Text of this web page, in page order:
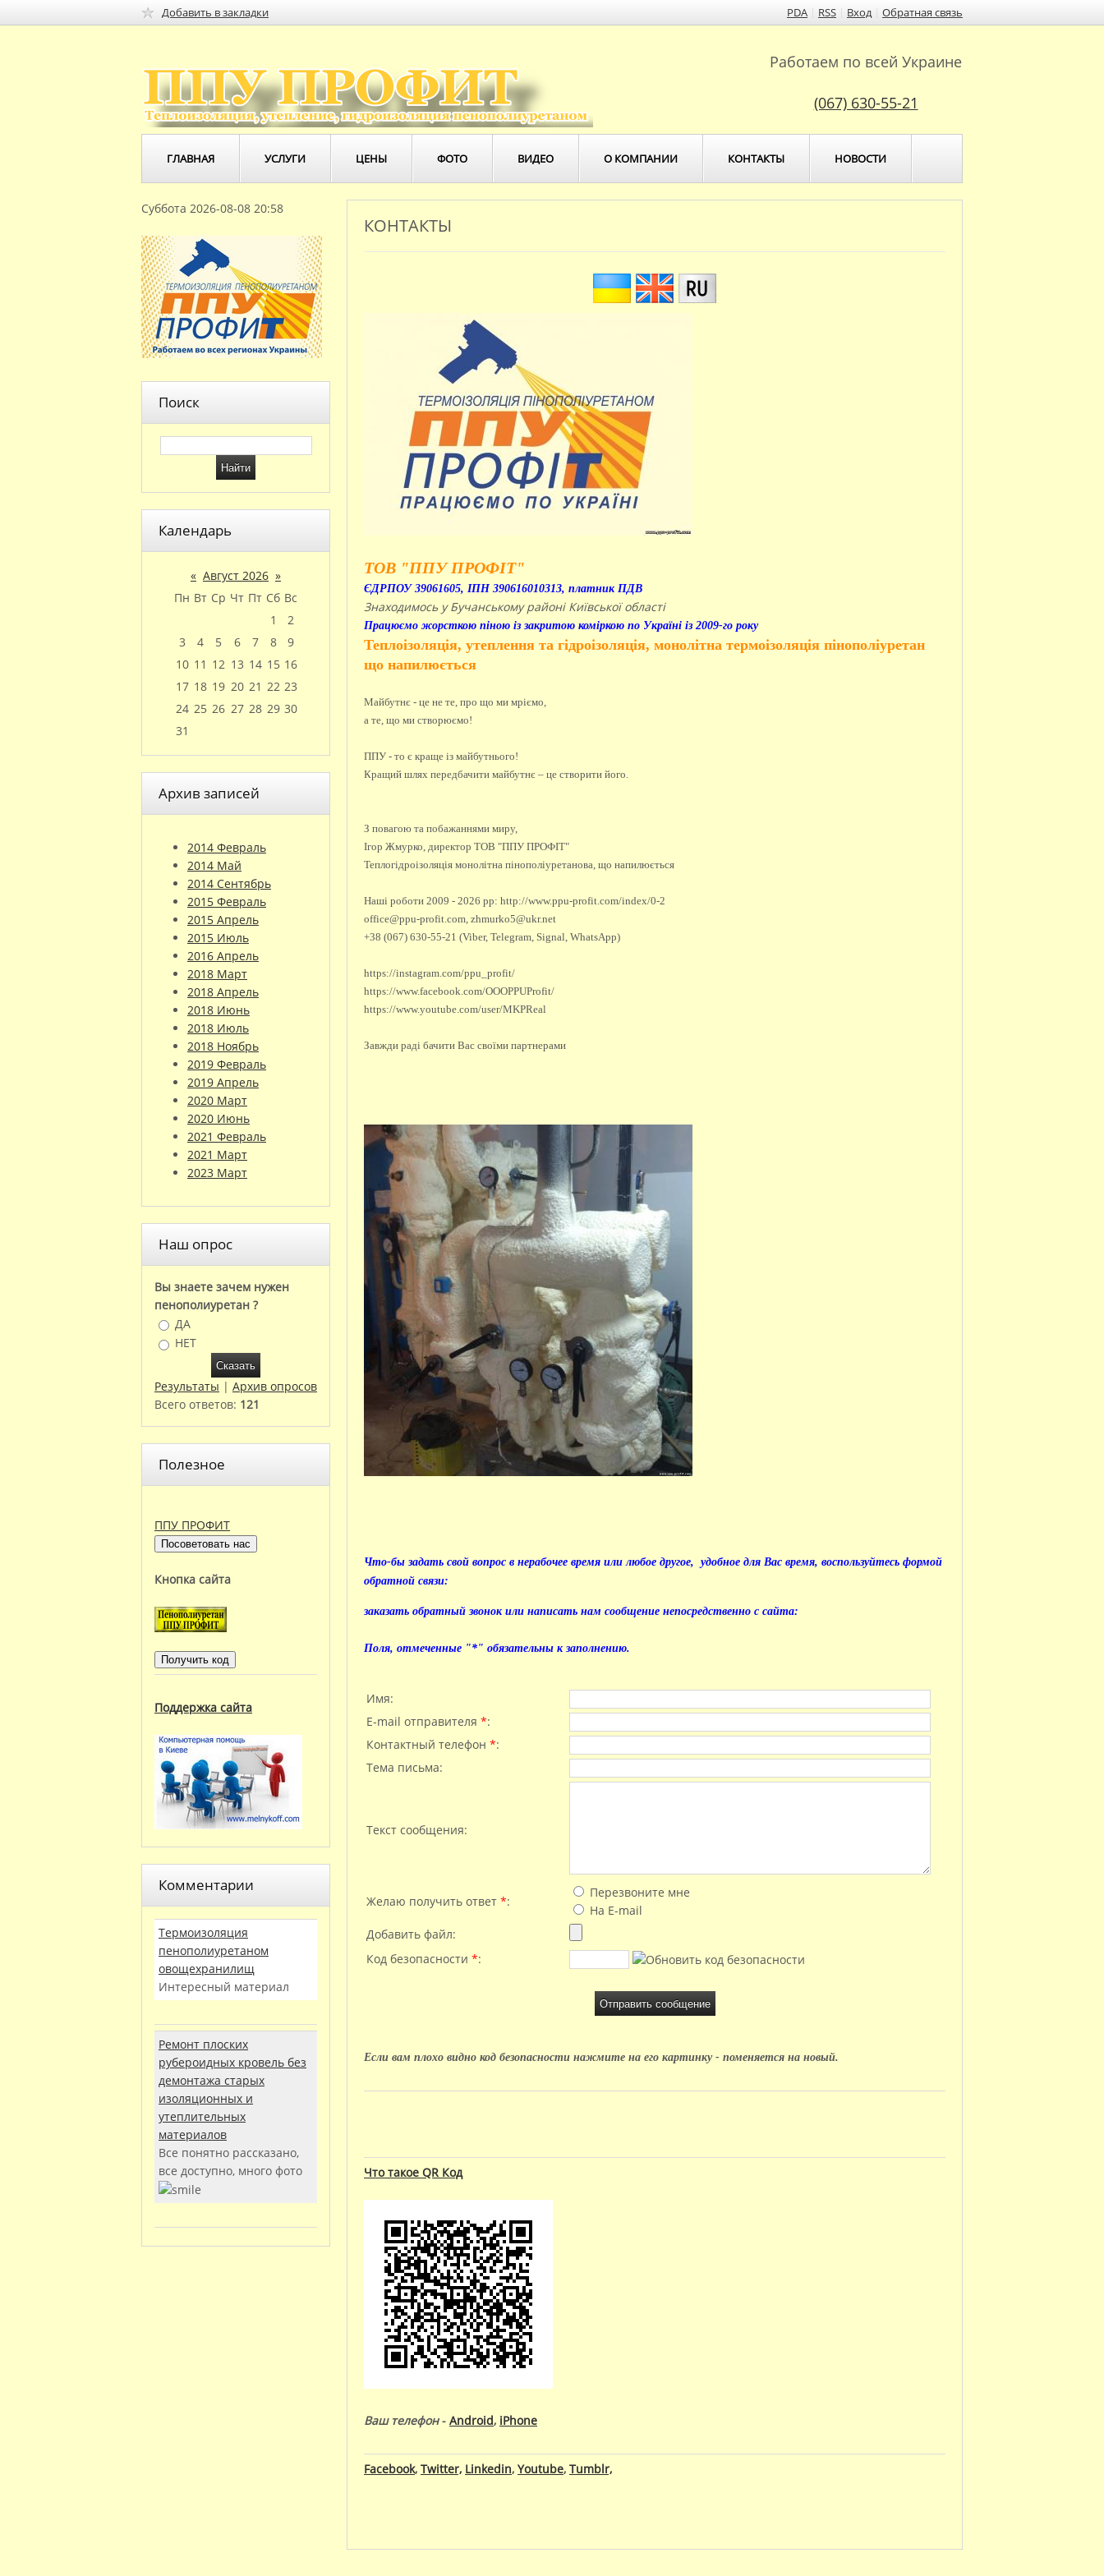
Добавить в закладки PDA | RSS | Вход| Обратная связь
Работаем по всей Украине
(067) 630-55-21
ГЛАВНАЯ УСЛУГИ ЦЕНЫ ФОТО ВИДЕО О КОМПАНИИ КОНТАКТЫ НОВОСТИ
Суббота 2026-08-08 20:58
Поиск
Календарь
« Август 2026 »
Пн Вт Ср Чт Пт Сб Вс
1
2
3
4 5 6 7 8
9
10 11 12 13 14 15 16
17 18 19 20 21 22 23
24 25 26 27 28 29 30
31
Архив записей
2014 Февраль
2014 Май
2014 Сентябрь
2015 Февраль
2015 Апрель
2015 Июль
2016 Апрель
2018 Март
2018 Апрель
2018 Июнь
2018 Июль
2018 Ноябрь
2019 Февраль
2019 Апрель
2020 Март
2020 Июнь
2021 Февраль
2021 Март
2023 Март
Наш опрос
Вы знаете зачем нужен
пенополиуретан ?
ДА
НЕТ
Результаты | Архив опросов
Всего ответов: 121
Полезное
ППУ ПРОФИТ
Кнопка сайта
Поддержка сайта
Комментарии
Термоизоляция
пенополиуретаном
овощехранилищ
Интересный материал
Ремонт плоских
рубероидных кровель без
демонтажа старых
изоляционных и
утеплительных
материалов
Все понятно рассказано,
все доступно, много фото
КОНТАКТЫ
ТОВ "ППУ ПРОФІТ"
ЄДРПОУ 39061605, ІПН 390616010313, платник ПДВ
Знаходимось у Бучанському районі Київської області
Працюємо жорсткою піною із закритою коміркою по Україні із 2009-го року
Теплоізоляція, утеплення та гідроізоляція, монолітна термоізоляція пінополіуретан
що напилюється
Майбутнє - це не те, про що ми мріємо,
а те, що ми створюємо!
ППУ - то є краще із майбутнього!
Кращий шлях передбачити майбутнє – це створити його.
З повагою та побажаннями миру,
Ігор Жмурко, директор ТОВ "ППУ ПРОФІТ"
Теплогідроізоляція монолітна пінополіуретанова, що напилюється
Наші роботи 2009 - 2026 рр: http://www.ppu-profit.com/index/0-2
office@ppu-profit.com, zhmurko5@ukr.net
+38 (067) 630-55-21 (Viber, Telegram, Signal, WhatsApp)
https://instagram.com/ppu_profit/
https://www.facebook.com/OOOPPUProfit/
https://www.youtube.com/user/MKPReal
Завжди раді бачити Вас своїми партнерами
Что-бы задать свой вопрос в нерабочее время или любое другое, удобное для Вас время, воспользуйтесь формой
обратной связи:
заказать обратный звонок или написать нам сообщение непосредственно с сайта:
Поля, отмеченные "*" обязательны к заполнению.
Имя:
E-mail отправителя *:
Контактный телефон *:
Тема письма:
Текст сообщения:
Желаю получить ответ *:
Перезвоните мне
На E-mail
Добавить файл:
Код безопасности *:
Если вам плохо видно код безопасности нажмите на его картинку - поменяется на новый.
Что такое QR Код
Ваш телефон- Android, iPhone
Facebook, Twitter, Linkedin, Youtube, Tumblr,